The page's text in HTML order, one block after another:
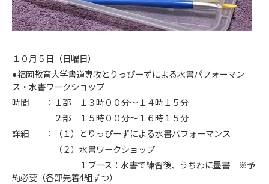
１０月５日（日曜日）
●福岡教育大学書道専攻とりっぴーずによる水書パフォーマン
ス・水書ワークショップ
時間 ：１部 １３時００分～１４時１５分
２部 １５時００分～１６時１５分
詳細 ：（１）とりっぴーずによる水書パフォーマンス
（２）水書ワークショップ
１ブース：水書で練習後、うちわに墨書 ※予
約必要（各部先着4組ずつ）